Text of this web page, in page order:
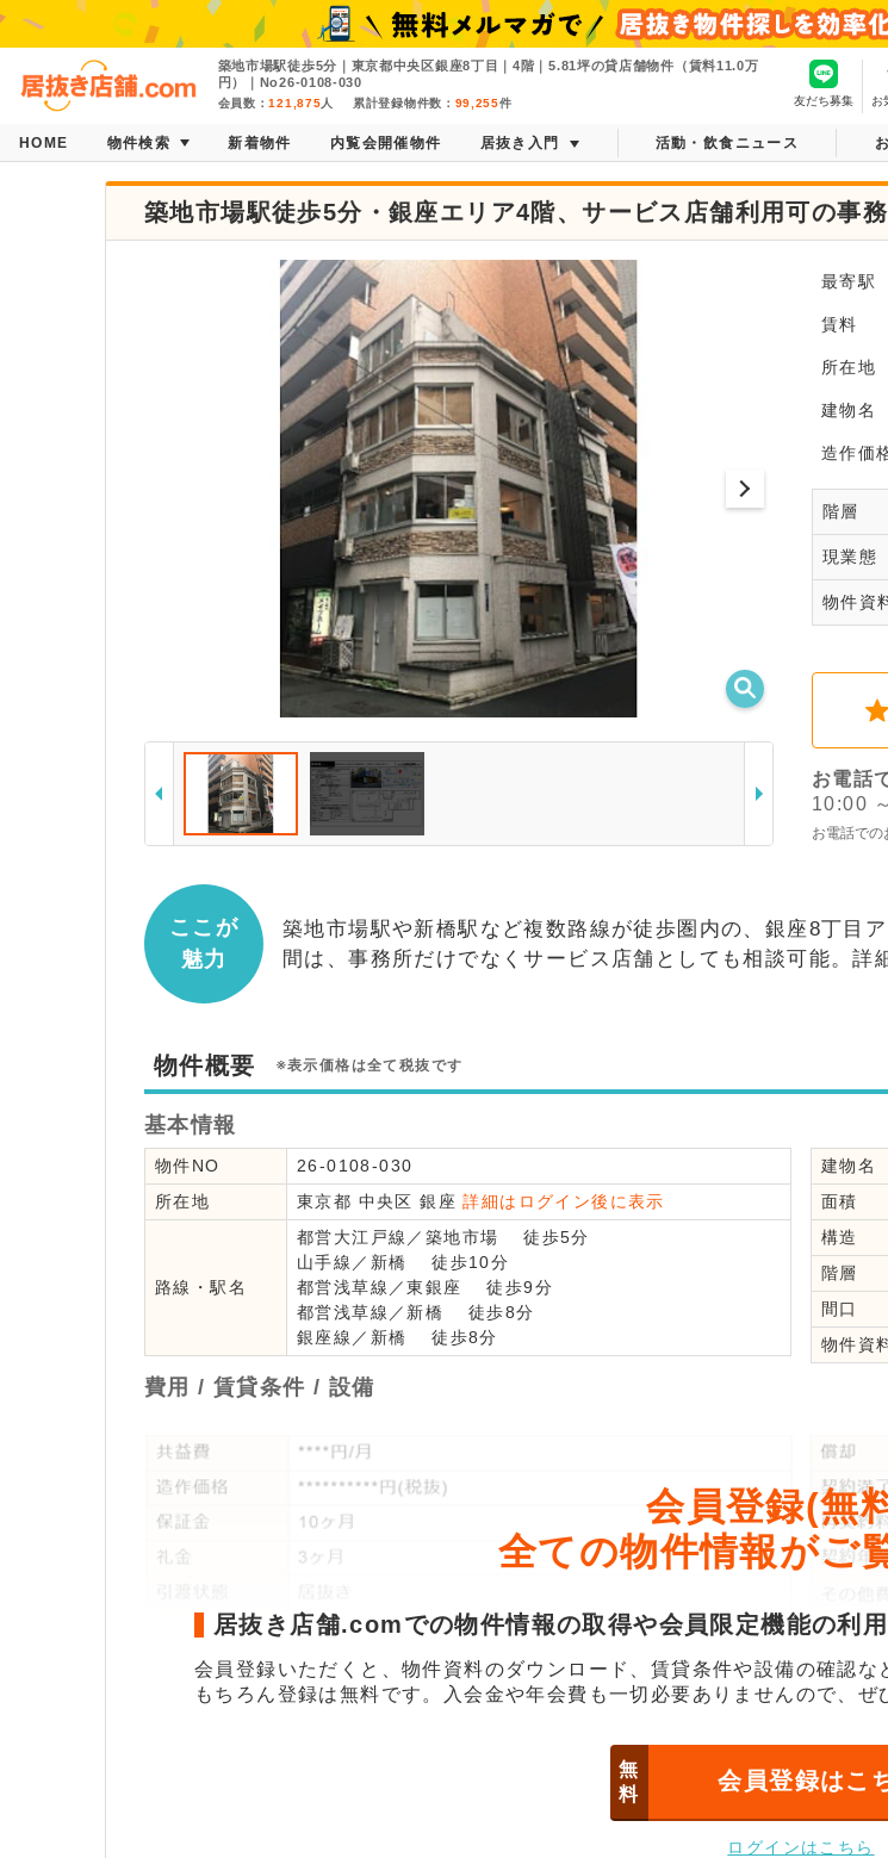
築地市場駅徒歩5分｜東京都中央区銀座8丁目｜4階｜5.81坪の貸店舗物件（賃料11.0万
円）｜No26-0108-030
会員数：121,875人 累計登録物件数： 99,255件 友だち募集 お
HOME 物件検索 新着物件 内覧会開催物件 居抜き入門 活動・飲食ニュース
築地市場駅徒歩5分・銀座エリア4階、サービス店舗利用可の事
最寄駅
賃料
所在地
建物名
造作価
階層
現業態
物件資
お電話
10:00
お電話で
ここが
魅力
築地市場駅や新橋駅など複数路線が徒歩圏内の、銀座8丁目
間は、事務所だけでなくサービス店舗としても相談可能。詳
物件概要 ※表示価格は全て税抜です
基本情報
物件NO
26-0108-030
所在地
東京都 中央区 銀座詳細はログイン後に表示
路線・駅名
都営大江戸線 ／ 築地市場 徒歩5分
山手線 ／ 新橋
徒歩10分
都営浅草線 ／東銀座
徒歩9分
都営浅草線 ／ 新橋
徒歩8分
銀座線 ／ 新橋 徒歩8分
建物名
面積
構造
階層
間口
物件資
費用 / 賃貸条件 / 設備
会員登録(無
全ての物件情報がご
居抜き店舗.comでの物件情報の取得や会員限定機能の利
会員登録いただくと、物件資料のダウンロード、賃貸条件や設備の確認な
もちろん登録は無料です。入会金や年会費も一切必要ありませんので、ぜ
無
料
会員登録はこ
ログインはこちら